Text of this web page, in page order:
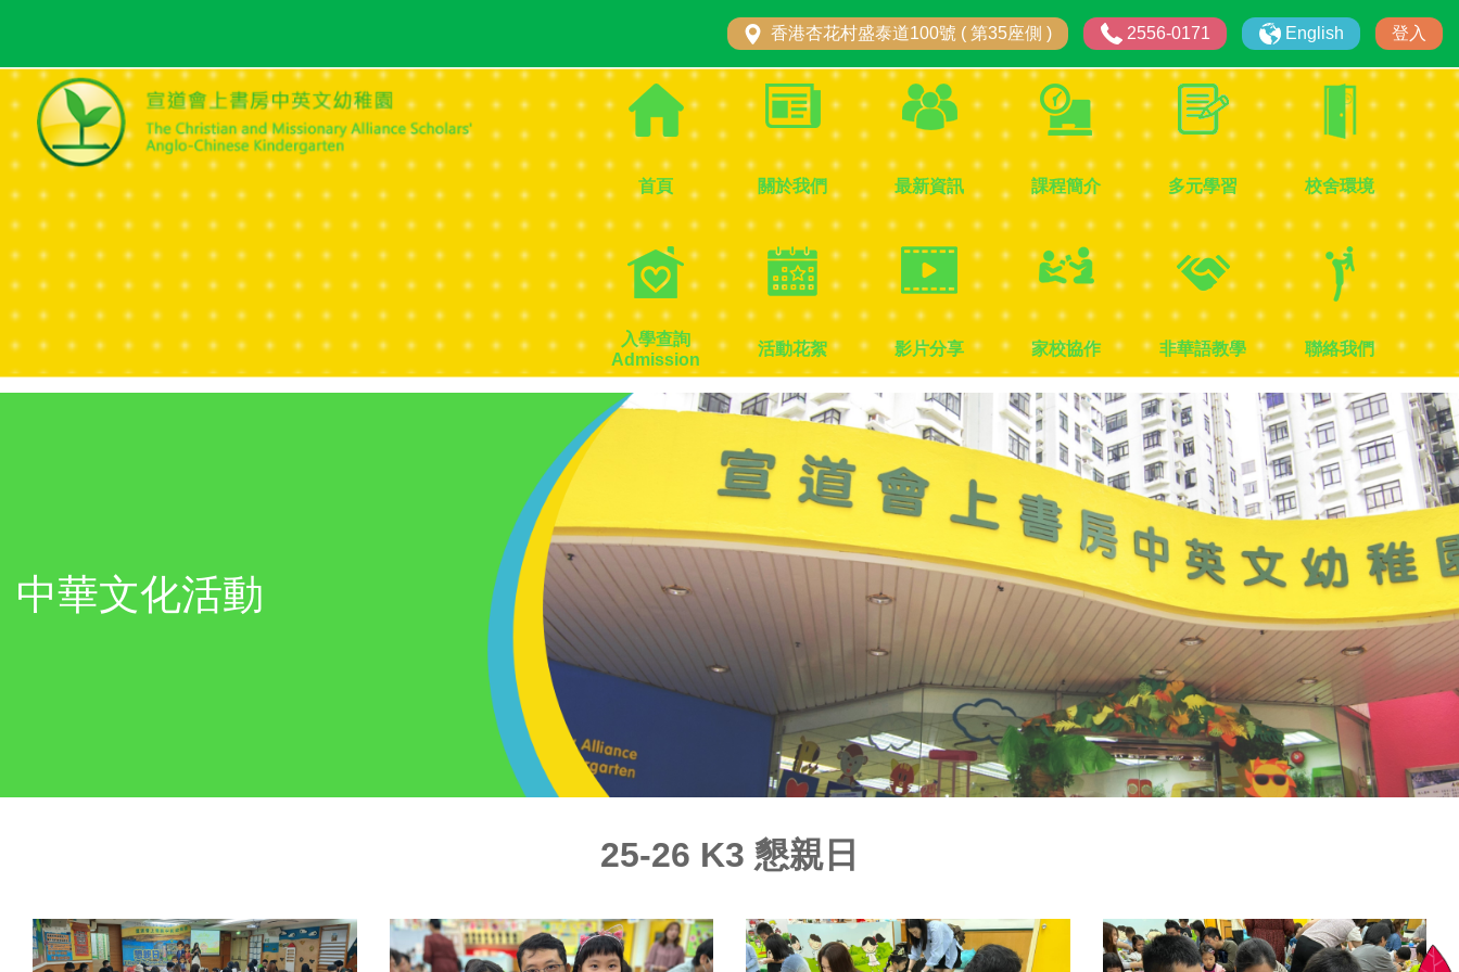
香港杏花村盛泰道100號 ( 第35座側 ) 2556-0171 English 登入
首頁 關於我們 最新資訊 課程簡介 多元學習 校舍環境
入學查詢
Admission
活動花絮 影片分享 家校協作 非華語教學 聯絡我們
中華文化活動
25-26 K3 懇親日